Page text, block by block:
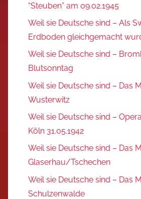
“Steuben” am 09.02.1945
Weil sie Deutsche sind – Als
Erdboden gleichgemacht
Weil sie Deutsche sind –
Blutsonntag
Weil sie Deutsche sind – Das
Wusterwitz
Weil sie Deutsche sind –
Köln 31.05.1942
Weil sie Deutsche sind – Das
Glaserhau/Tschechen
Weil sie Deutsche sind – Das
Schulzenwalde